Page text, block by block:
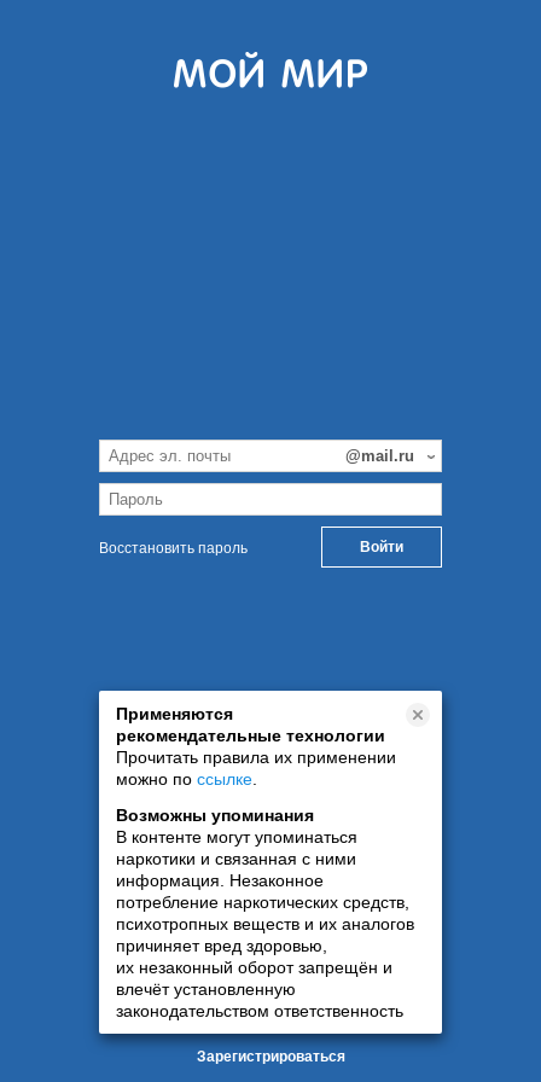
Восстановить пароль
Применяются
рекомендательные технологии
Прочитать правила их применении
можно по ссылке
Возможны упоминания
В контенте могут упоминаться
наркотики и связанная с ними
информация. Незаконное
потребление наркотических средств,
психотропных веществ и их аналогов
причиняет вред здоровью,
их незаконный оборот запрещён и
влечёт установленную
законодательством ответственность
Зарегистрироваться